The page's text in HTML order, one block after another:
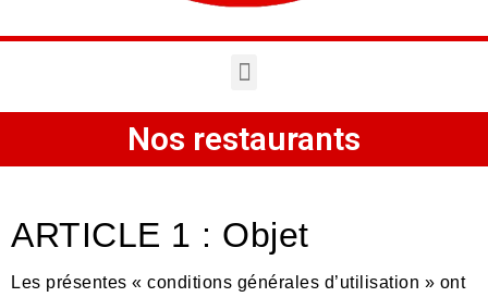
Nos restaurants
ARTICLE 1 : Objet
Les présentes « conditions générales d’utilisation » ont